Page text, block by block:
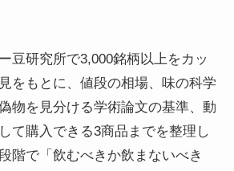
豆研究所で3,000銘柄以上をカッ
をもとに、値段の相場、味の科学
物を見分ける学術論文の基準、動
て購入できる3商品までを整理し
階で「飲むべきか飲まないべき